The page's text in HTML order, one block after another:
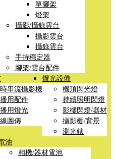
單腳架
燈架
攝影/攝錄雲台
攝影雲台
攝錄雲台
手持穩定器
腳架/雲台配件
串流攝影機
用配件
用燈光
圖傳
燈光設備
機頂閃光燈
持續照明閃燈
影樓閃燈/器材
攝影棚/背景
測光錶
池
相機/器材電池